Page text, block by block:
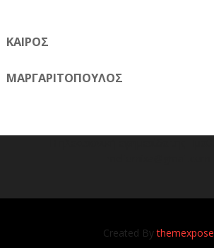
ΚΑΙΡΟΣ
ΜΑΡΓΑΡΙΤΟΠΟΥΛΟΣ
Created Bythemexpose